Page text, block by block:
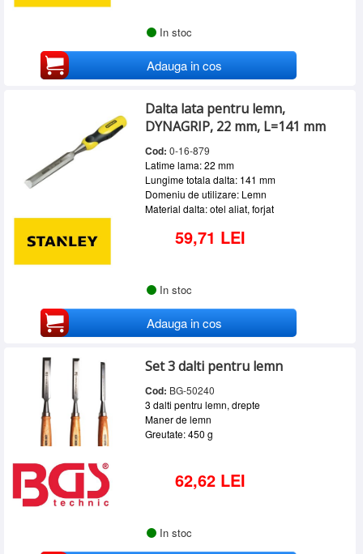
In stoc
Adauga in cos
Dalta lata pentru lemn,
DYNAGRIP, 22 mm, L=141 mm
Cod: 0-16-879
Latime lama: 22 mm
Lungime totala dalta: 141 mm
Domeniu de utilizare: Lemn
Material dalta: otel aliat, forjat
59,71 LEI
In stoc
Adauga in cos
Set 3 dalti pentru lemn
Cod: BG-50240
3 dalti pentru lemn, drepte
Maner de lemn
Greutate: 450 g
62,62 LEI
In stoc